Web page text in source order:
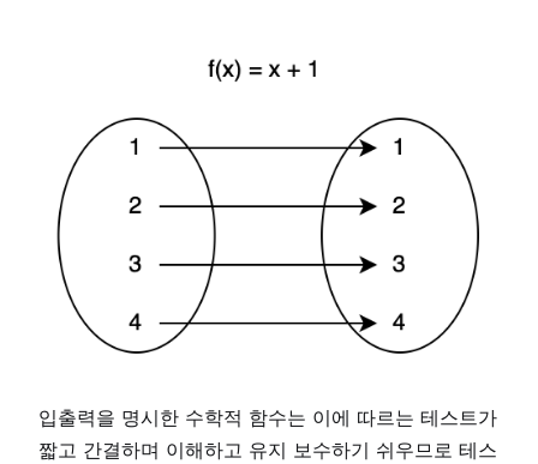
입출력을 명시한 수학적 함수는 이에 따르는 테스트가
짧고 간결하며 이해하고 유지 보수하기 쉬우므로 테스